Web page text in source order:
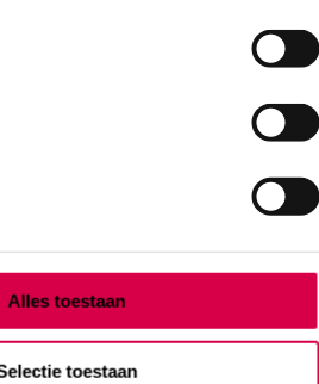
Alles toestaan
toestaan
hechtpleister, 1.25cm x 9.2m (1)”
korting
van 7.7! (10 beoordelingen)